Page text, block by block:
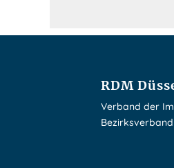
RDM
Verband der